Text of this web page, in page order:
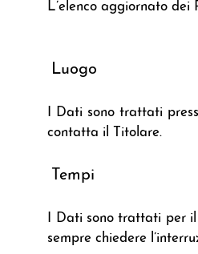
L’elenco aggiornato
Luogo
I Dati sono trattati
contatta il Titolare.
Tempi
I Dati sono trattati per
sempre chiedere